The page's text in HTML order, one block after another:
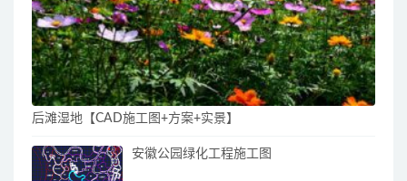
后滩湿地【CAD施工图+方案+实景】
安徽公园绿化工程施工图